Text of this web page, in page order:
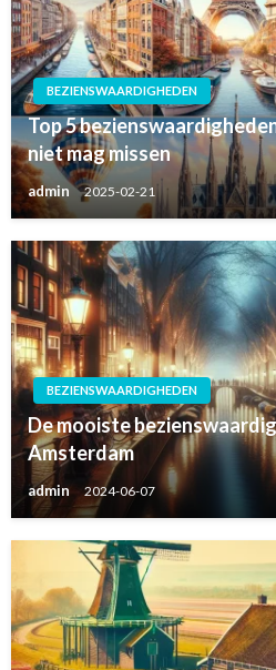
BEZIENSWAARDIGHEDEN
Top 5
niet mag missen
admin 2025-02-21
BEZIENSWAARDIGHEDEN
De mooiste
Amsterdam
admin 2024-06-07